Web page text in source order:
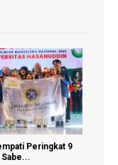
Peringkat 9
Sabe...